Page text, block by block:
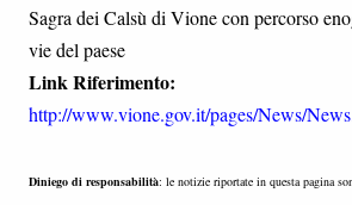
Sagra dei Calsù di Vione con percorso
vie del paese
Link Riferimento:
http://www.vione.gov.it/pages/News/
Diniego di responsabilità: le notizie riportate in questa pagina